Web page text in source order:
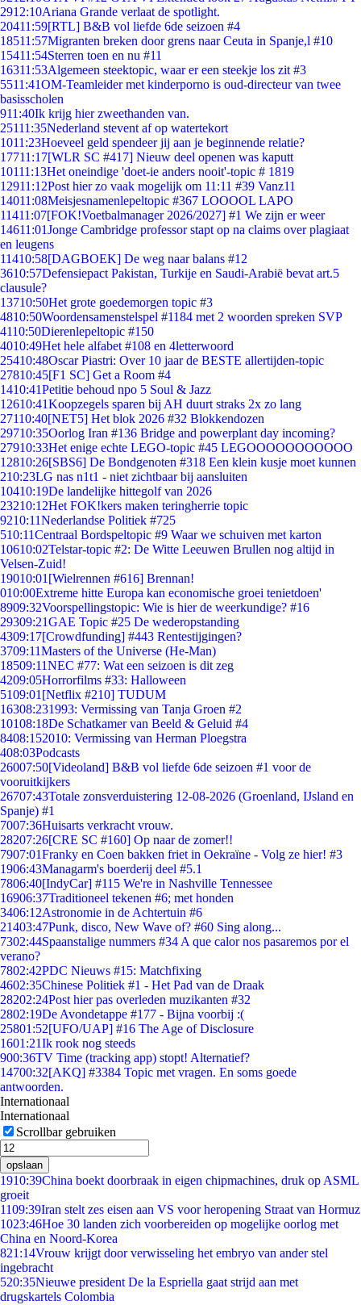
2912:10Ariana Grande verlaat de spotlight.
20411:59[RTL] B&B vol liefde 6de seizoen #4
18511:57Migranten breken door grens naar Ceuta in Spanje,l #10
15411:54Sterren toen en nu #11
16311:53Algemeen steektopic, waar er een steekje los zit #3
5511:41OM-Teamleider met kinderporno is oud-directeur van twee
basisscholen
911:40Ik krijg hier zweethanden van.
25111:35Nederland stevent af op watertekort
1011:23Hoeveel geld spendeer jij aan je beginnende relatie?
17711:17[WLR SC #417] Nieuw deel openen was kaputt
10111:13Het oneindige 'doet-ie anders nooit'-topic # 1819
12911:12Post hier zo vaak mogelijk om 11:11 #39 Vanz11
14011:08Meisjesnamenlepeltopic #367 LOOOOL LAPO
11411:07[FOK!Voetbalmanager 2026/2027] #1 We zijn er weer
14611:01Jonge Cambridge professor stapt op na claims over plagiaat
en leugens
11410:58[DAGBOEK] De weg naar balans #12
3610:57Defensiepact Pakistan, Turkije en Saudi-Arabië bevat art.5
clausule?
13710:50Het grote goedemorgen topic #3
4810:50Woordensamenstelspel #1184 met 2 woorden spreken SVP
4110:50Dierenlepeltopic #150
4010:49Het hele alfabet #108 en 4letterwoord
25410:48Oscar Piastri: Over 10 jaar de BESTE allertijden-topic
27810:45[F1 SC] Get a Room #4
1410:41Petitie behoud npo 5 Soul & Jazz
12610:41Koopzegels sparen bij AH duurt straks 2x zo lang
27110:40[NET5] Het blok 2026 #32 Blokkendozen
29710:35Oorlog Iran #136 Bridge and powerplant day incoming?
27910:33Het enige echte LEGO-topic #45 LEGOOOOOOOOOOO
12810:26[SBS6] De Bondgenoten #318 Een klein kusje moet kunnen
210:23LG nas n1t1 - niet zichtbaar bij aansluiten
10410:19De landelijke hittegolf van 2026
23210:12Het FOK!kers maken teringherrie topic
9210:11Nederlandse Politiek #725
510:11Centraal Bordspeltopic #9 Waar we schuiven met karton
10610:02Telstar-topic #2: De Witte Leeuwen Brullen nog altijd in
Velsen-Zuid!
19010:01 [Wielrennen #616] Brennan!
010:00Extreme hitte Europa kan economische groei tenietdoen'
8909:32Voorspellingstopic: Wie is hier de weerkundige? #16
29309:21GAE Topic #25 De wederopstanding
4309:17[Crowdfunding] #443 Rentestijgingen?
3709:11Masters of the Universe (He-Man)
18509:11NEC #77: Wat een seizoen is dit zeg
4209:05Horrorfilms #33: Halloween
5109:01 [Netflix #210] TUDUM
16308:231993: Vermissing van Tanja Groen #2
10108:18De Schatkamer van Beeld & Geluid #4
8408:152010: Vermissing van Herman Ploegstra
408:03Podcasts
26007:50[Videoland] B&B vol liefde 6de seizoen #1 voor de
vooruitkijkers
26707:43Totale zonsverduistering 12-08-2026 (Groenland, IJsland en
Spanje) #1
7007:36Huisarts verkracht vrouw.
28207:26[CRE SC #160] Op naar de zomer!!
7907:01Franky en Coen bakken friet in Oekraïne - Volg ze hier! #3
1906:43Managarm's boerderij deel #5.1
7806:40[IndyCar] #115 We're in Nashville Tennessee
16906:37Traditioneel tekenen #6; met honden
3406:12Astronomie in de Achtertuin #6
21403:47Punk, disco, New Wave of? #60 Sing along...
7302:44Spaanstalige nummers #34 A que calor nos pasaremos por el
verano?
7802:42PDC Nieuws #15: Matchfixing
4602:35Chinese Politiek #1 - Het Pad van de Draak
28202:24Post hier pas overleden muzikanten #32
2802:19De Avondetappe #177 - Bijna voorbij :(
25801:52[UFO/UAP] #16 The Age of Disclosure
1601:21Ik rook nog steeds
900:36TV Time (tracking app) stopt! Alternatief?
14700:32[AKQ] #3384 Topic met vragen. En soms goede
antwoorden.
Internationaal
Internationaal
Scrollbar gebruiken
opslaan
1910:39China boekt doorbraak in eigen chipmachines, druk op ASML
groeit
1109:39Iran stelt zes eisen aan VS voor heropening Straat van Hormuz
1023:46Hoe 30 landen zich voorbereiden op mogelijke oorlog met
China en Noord-Korea
821:14Vrouw krijgt door verwisseling het embryo van ander stel
ingebracht
520:35Nieuwe president De la Espriella gaat strijd aan met
drugskartels Colombia